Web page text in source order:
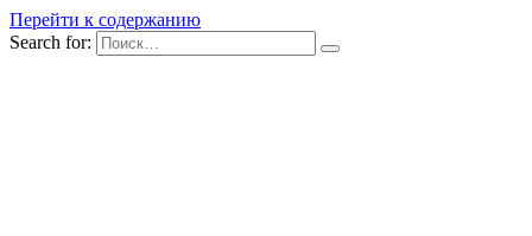
Перейти к содержанию
Search for: